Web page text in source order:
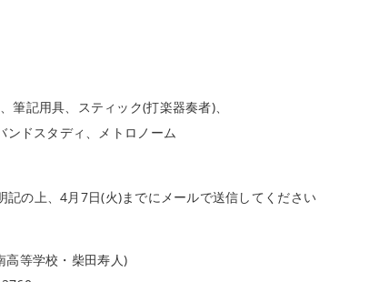
筆記用具、スティック(打楽器奏者)、
ンドスタディ、メトロノーム
の上、4月7日(火)までにメールで送信してください
高等学校・柴田寿人)